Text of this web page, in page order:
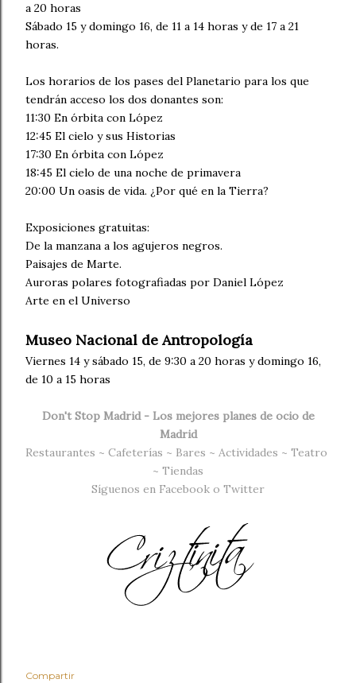
a 20 horas
Sábado 15 y domingo 16, de 11 a 14 horas y de 17 a 21
horas.
Los horarios de los pases del Planetario para los que
tendrán acceso los dos donantes son:
11:30 En órbita con López
12:45 El cielo y sus Historias
17:30 En órbita con López
18:45 El cielo de una noche de primavera
20:00 Un oasis de vida. ¿Por qué en la Tierra?
Exposiciones gratuitas:
De la manzana a los agujeros negros.
Paisajes de Marte.
Auroras polares fotografiadas por Daniel López
Arte en el Universo
Museo Nacional de Antropología
Viernes 14 y sábado 15, de 9:30 a 20 horas y domingo 16,
de 10 a 15 horas
Don't Stop Madrid - Los mejores planes de ocio de
Madrid
Restaurantes ~ Cafeterías ~ Bares ~ Actividades ~ Teatro
~ Tiendas
Síguenos en Facebook o Twitter
Compartir